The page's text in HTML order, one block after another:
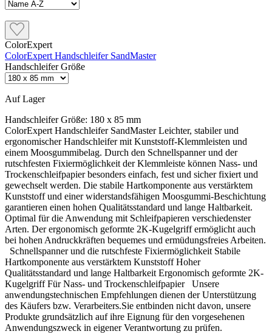
ColorExpert
ColorExpert Handschleifer SandMaster
Handschleifer Größe
Auf Lager
Handschleifer Größe: 180 x 85 mm
ColorExpert Handschleifer SandMaster Leichter, stabiler und
ergonomischer Handschleifer mit Kunststoff-Klemmleisten und
einem Moosgummibelag. Durch den Schnellspanner und der
rutschfesten Fixiermöglichkeit der Klemmleiste können Nass- und
Trockenschleifpapier besonders einfach, fest und sicher fixiert und
gewechselt werden. Die stabile Hartkomponente aus verstärktem
Kunststoff und einer widerstandsfähigen Moosgummi-Beschichtung
garantieren einen hohen Qualitätsstandard und lange Haltbarkeit.
Optimal für die Anwendung mit Schleifpapieren verschiedenster
Arten. Der ergonomisch geformte 2K-Kugelgriff ermöglicht auch
bei hohen Andruckkräften bequemes und ermüdungsfreies Arbeiten.
Schnellspanner und die rutschfeste Fixiermöglichkeit Stabile
Hartkomponente aus verstärktem Kunststoff Hoher
Qualitätsstandard und lange Haltbarkeit Ergonomisch geformte 2K-
Kugelgriff Für Nass- und Trockenschleifpapier Unsere
anwendungstechnischen Empfehlungen dienen der Unterstützung
des Käufers bzw. Verarbeiters.Sie entbinden nicht davon, unsere
Produkte grundsätzlich auf ihre Eignung für den vorgesehenen
Anwendungszweck in eigener Verantwortung zu prüfen.